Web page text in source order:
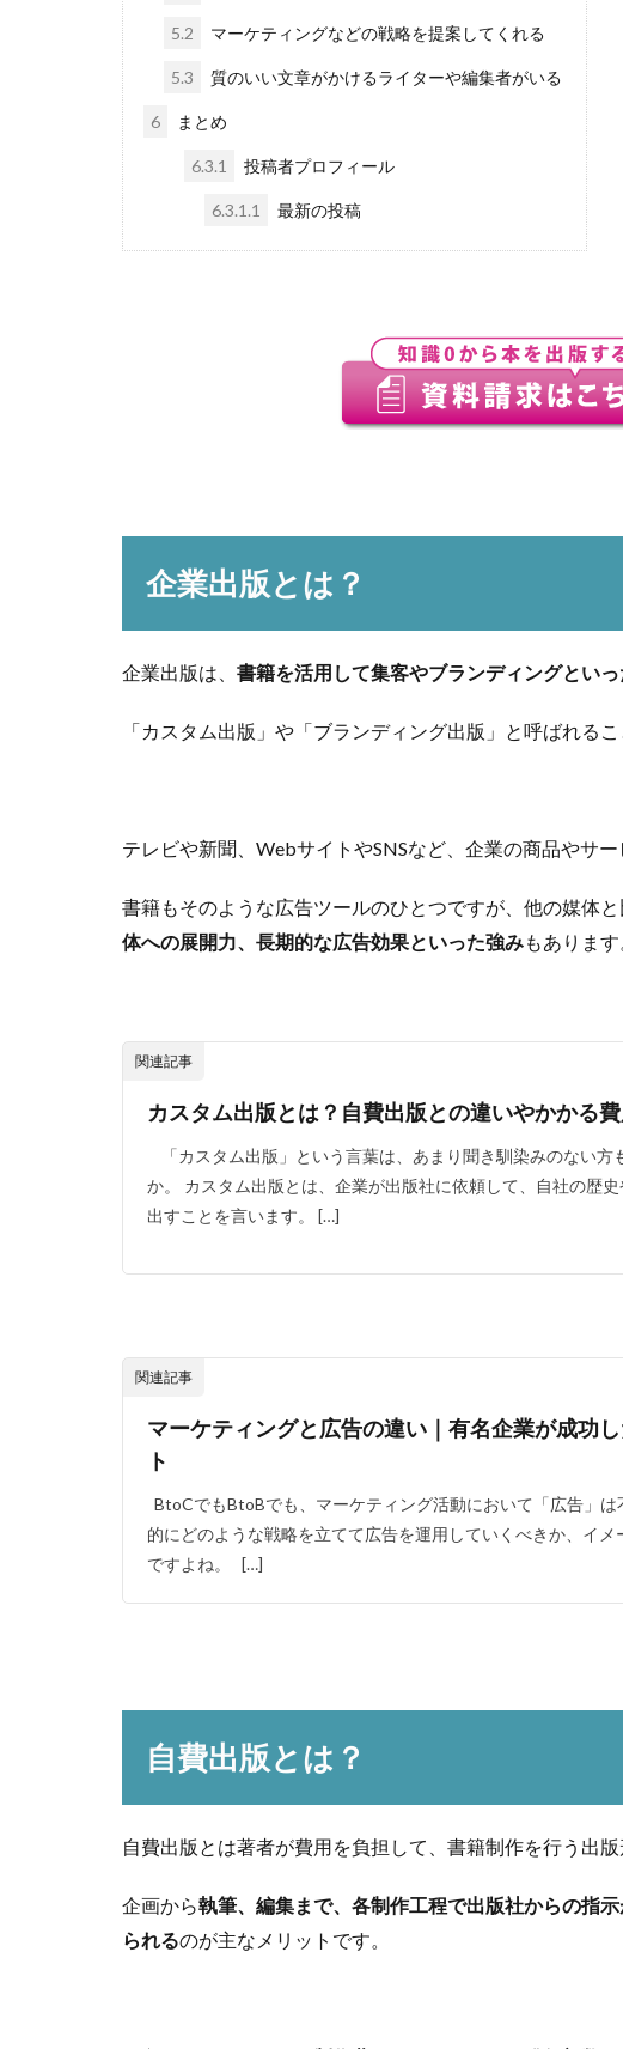
5.2 マーケティングなどの戦略を提案してくれる
5.3 質のいい文章がかけるライターや編集者がいる
6 まとめ
6.3.1 投稿者プロフィール
6.3.1.1 最新の投稿
企業出版とは？
企業出版は、 書籍を活用して集客やブランディングとい
「カスタム出版」や「ブランディング出版」と呼ばれるこ
テレビや新聞、WebサイトやSNSなど、企業の商品やサー
書籍もそのような広告ツールのひとつですが、他の媒体と
体への展開力、長期的な広告効果といった強みもあります
関連記事
カスタム出版とは？自費出版との違いやかかる
「カスタム出版」という言葉は、あまり聞き馴染みのない方
か。 カスタム出版とは、企業が出版社に依頼して、自社の歴
出すことを言います。 […]
関連記事
マーケティングと広告の違い｜有名企業が成功
ト
BtoCでもBtoBでも、マーケティング活動において「広告」
的にどのような戦略を立てて広告を運用していくべきか、イ
ですよね。 […]
自費出版とは？
自費出版とは著者が費用を負担して、書籍制作を行う出版
企画から執筆、編集まで、各制作工程で出版社からの指
られるのが主なメリットです。